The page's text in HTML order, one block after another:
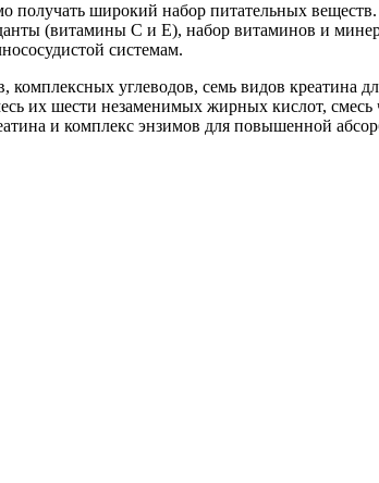
получать широкий набор питательных
(витамины С и Е), набор витаминов и
системам.
комплексных углеводов, семь видов
их шести незаменимых жирных кислот, смесь
и комплекс энзимов для повышенной